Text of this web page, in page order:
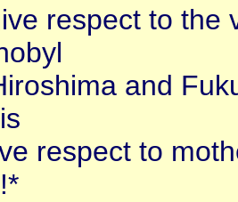
respect to the
and
respect to